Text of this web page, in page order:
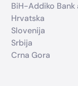
BiH-Addiko Bank
Hrvatska
Slovenija
Srbija
Crna Gora